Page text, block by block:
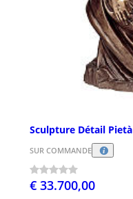
Sculpture Détail
SUR COMMANDE
€ 33.700,00